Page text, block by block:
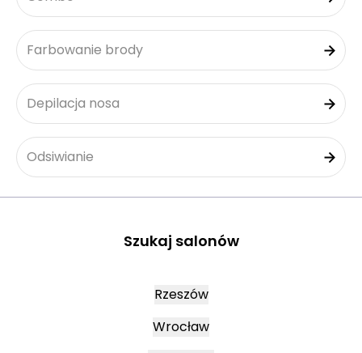
Farbowanie brody
Depilacja nosa
Odsiwianie
Szukaj salonów
Rzeszów
Wrocław